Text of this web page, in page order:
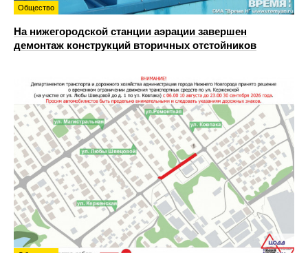
Общество
На нижегородской станции аэрации завершен
демонтаж конструкций вторичных отстойников